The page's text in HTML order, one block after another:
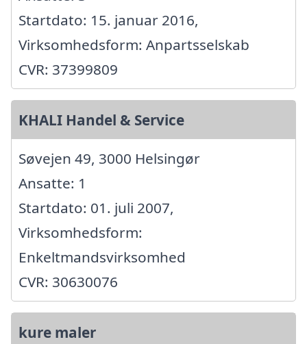
Startdato: 15. januar 2016,
Virksomhedsform: Anpartsselskab
CVR: 37399809
KHALI Handel & Service
Søvejen 49, 3000 Helsingør
Ansatte: 1
Startdato: 01. juli 2007,
Virksomhedsform:
Enkeltmandsvirksomhed
CVR: 30630076
kure maler